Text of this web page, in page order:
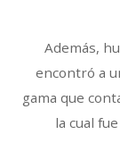
Además,
encontró a
gama que
la cual